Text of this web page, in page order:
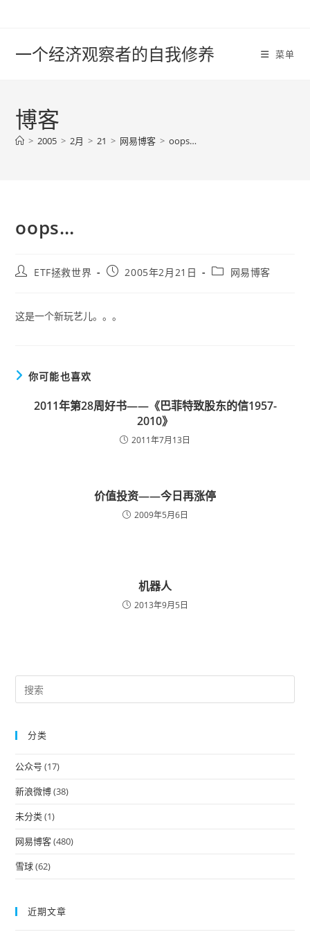
一个经济观察者的自我修养 菜单
博客
> 2005 > 2月 > 21 > 网易博客 > oops…
oops…
PostETF拯救世界
Post2005年2月21日
Post网易博客
这是一个新玩艺儿。。。
你可能也喜欢
2011年第28周好书——《巴菲特致股东的信1957-
2010》
2011年7月13日
价值投资——今日再涨停
2009年5月6日
机器人
2013年9月5日
分类
公众号 (17)
新浪微博(38)
未分类(1)
网易博客(480)
雪球(62)
近期文章